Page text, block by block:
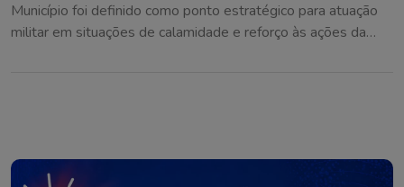
Município foi definido como ponto estratégico para atuação
militar em situações de calamidade e reforço às ações da